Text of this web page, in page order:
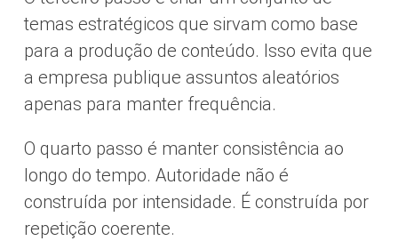
temas estratégicos que sirvam como base
para a produção de conteúdo. Isso evita que
a empresa publique assuntos aleatórios
apenas para manter frequência.
O quarto passo é manter consistência ao
longo do tempo. Autoridade não é
construída por intensidade. É construída por
repetição coerente.